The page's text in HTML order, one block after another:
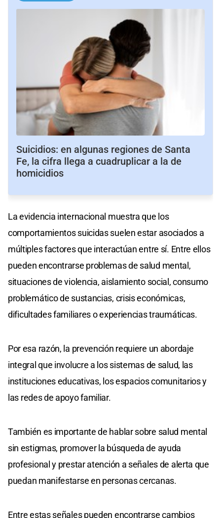
Suicidios: en algunas regiones de Santa
Fe, la cifra llega a cuadruplicar a la de
homicidios
La evidencia internacional muestra que los
comportamientos suicidas suelen estar asociados a
múltiples factores que interactúan entre sí. Entre ellos
pueden encontrarse problemas de salud mental,
situaciones de violencia, aislamiento social, consumo
problemático de sustancias, crisis económicas,
dificultades familiares o experiencias traumáticas.
Por esa razón, la prevención requiere un abordaje
integral que involucre a los sistemas de salud, las
instituciones educativas, los espacios comunitarios y
las redes de apoyo familiar.
También es importante de hablar sobre salud mental
sin estigmas, promover la búsqueda de ayuda
profesional y prestar atención a señales de alerta que
puedan manifestarse en personas cercanas.
Entre estas señales pueden encontrarse cambios